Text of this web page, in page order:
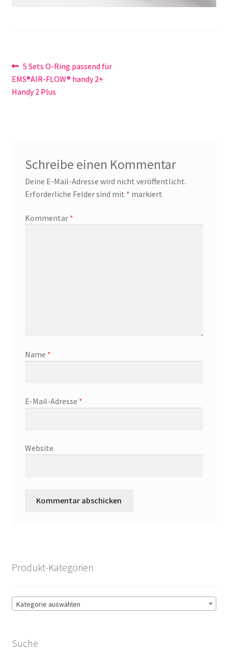
Beitragsnavigation
Vorheriger
Beitrag:
5 Sets O-Ring passend für
EMS®AIR-FLOW® handy 2+
Handy 2 Plus
Schreibe einen Kommentar
Deine E-Mail-Adresse wird nicht veröffentlicht.
Erforderliche Felder sind mit * markiert
Kommentar *
Name *
E-Mail-Adresse *
Website
Produkt-Kategorien
Kategorie auswählen
Suche